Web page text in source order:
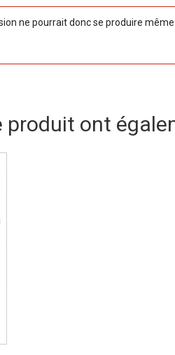
ne pourrait donc se produire
ont